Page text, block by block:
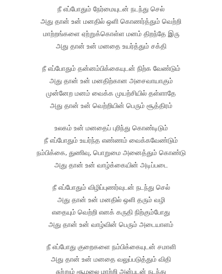
நீ எப்போதும் நேர்மையுடன் நடந்து செல்
அது தான் உன் மனதில் ஒளி கொணர்த்தும் வெற்றி
மாற்றங்களை ஏற்றுக்கொள்ள மனம் திறந்தே இரு
அது தான் உன் மனதை உயர்த்தும் சக்தி
நீ எப்போதும் தன்னம்பிக்கையுடன் நிற்க வேண்டும்
அது தான் உன் மனதிற்கான அசைவாயாகும்
முன்னேற மனம் வைக்க முயற்சியில் தள்ளாதே
அது தான் உன் வெற்றியின் பெரும் சூத்திரம்
உலகம் உன் மனதைப் புரிந்து கொண்டிடும்
நீ எப்போதும் உயர்ந்த எண்ணம் வைக்கவேண்டும்
நம்பிக்கை, துணிவு, பொறுமை அனைத்தும் கொண்டு
அது தான் உன் வாழ்க்கையின் அடிப்படை
நீ எப்போதும் விழிப்புணர்வுடன் நடந்து செல்
அது தான் உன் மனதில் ஒளி தரும் வழி
எதையும் வெற்றி எனக் கருதி நிற்கும்போது
அது தான் உன் வாழ்வின் பெரும் அடையாளம்
நீ எப்போது குறைகளை நம்பிக்கையுடன் சமாளி
அது தான் உன் மனதை வலுப்படுத்தும் விதி
சுற்றும் சூழலை மாற்றி அன்புடன் நடந்து